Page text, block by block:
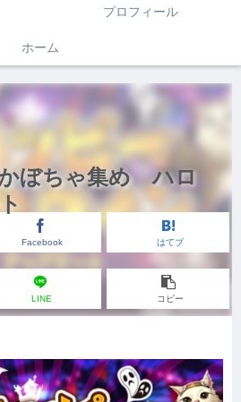
プロフィール
ホーム
かぼちゃ集め ハロ
Facebook はてブ
LINE コピー